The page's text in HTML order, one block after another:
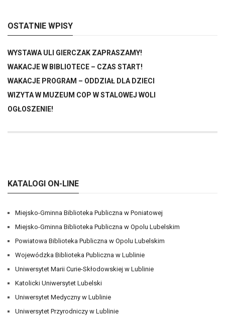
OSTATNIE WPISY
WYSTAWA ULI GIERCZAK ZAPRASZAMY!
WAKACJE W BIBLIOTECE – CZAS START!
WAKACJE PROGRAM – ODDZIAŁ DLA DZIECI
WIZYTA W MUZEUM COP W STALOWEJ WOLI
OGŁOSZENIE!
KATALOGI ON-LINE
Miejsko-Gminna Biblioteka Publiczna w Poniatowej
Miejsko-Gminna Biblioteka Publiczna w Opolu Lubelskim
Powiatowa Biblioteka Publiczna w Opolu Lubelskim
Wojewódzka Biblioteka Publiczna w Lublinie
Uniwersytet Marii Curie-Skłodowskiej w Lublinie
Katolicki Uniwersytet Lubelski
Uniwersytet Medyczny w Lublinie
Uniwersytet Przyrodniczy w Lublinie